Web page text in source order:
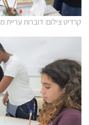
קרדיט צילום: דוברות